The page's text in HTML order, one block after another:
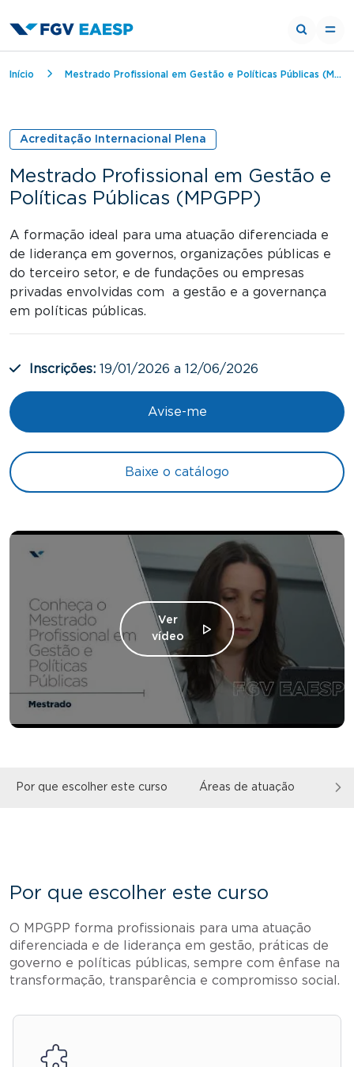
Trilha de navegação
Início Mestrado Profissional em Gestão e Políticas Públicas (MPGPP)
Acreditação Internacional Plena
Mestrado Profissional em Gestão e
Políticas Públicas (MPGPP)
A formação ideal para uma atuação diferenciada e
de liderança em governos, organizações públicas e
do terceiro setor, e de fundações ou empresas
privadas envolvidas com a gestão e a governança
em políticas públicas.
Inscrições: 19/01/2026 a 12/06/2026
Avise-me
Baixe o catálogo
Ver
vídeo
Por que escolher este curso Áreas de atuação
Por que escolher este curso
O MPGPP forma profissionais para uma atuação
diferenciada e de liderança em gestão, práticas de
governo e políticas públicas, sempre com ênfase na
transformação, transparência e compromisso social.